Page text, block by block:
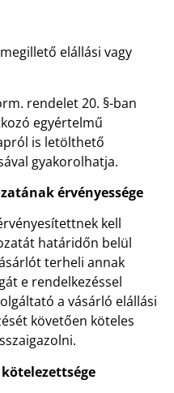
elállási vagy
rendelet 20. §-ban
egyértelmű
is letölthető
gyakorolhatja.
érvényessége
kell
határidőn belül
terheli annak
e rendelkezéssel
a vásárló elállási
követően köteles